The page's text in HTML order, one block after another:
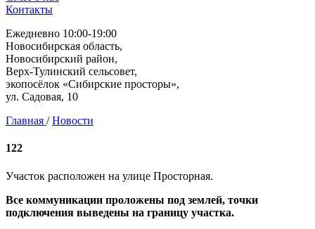
Контакты
Ежедневно 10:00-19:00
Новосибирская область,
Новосибирский район,
Верх-Тулинский сельсовет,
экопосёлок «Сибирские просторы»,
ул. Садовая, 10
Главная / Новости
122
Участок расположен на улице Просторная.
Все коммуникации проложены под землей, точки
подключения выведены на границу участка.